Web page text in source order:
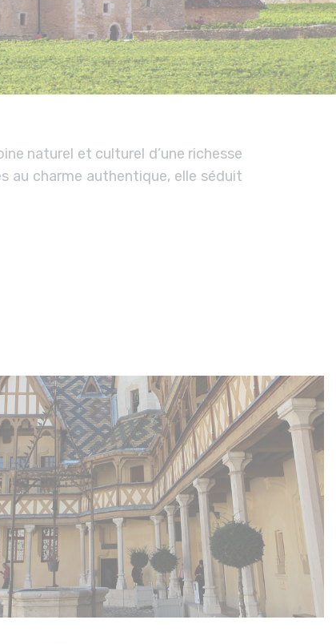
naturel et culturel d’une richesse
au charme authentique, elle séduit